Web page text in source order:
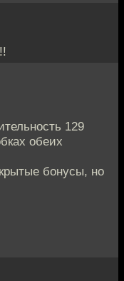
129
обеих
бонусы, но